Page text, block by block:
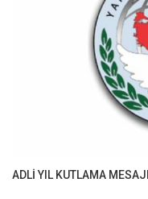
ADLİ YIL KUTLAMA MESAJI